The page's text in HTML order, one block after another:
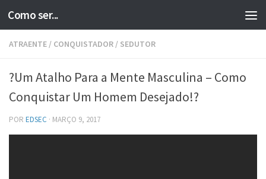
Skip to content
Como ser...
ATRAENTE / CONQUISTADOR / SEDUTOR
?Um Atalho Para a Mente Masculina – Como
Conquistar Um Homem Desejado!?
POR EDSEC · MARÇO 9, 2017